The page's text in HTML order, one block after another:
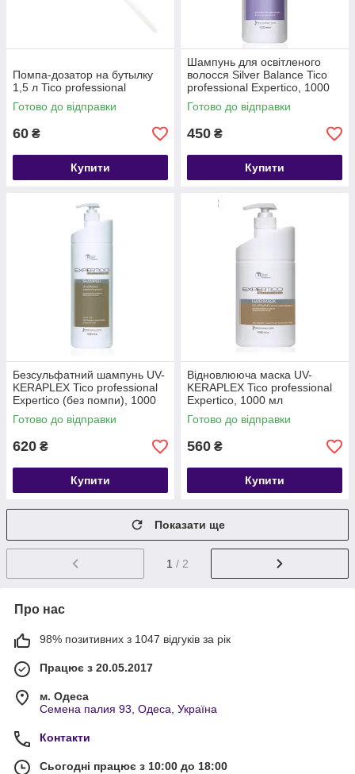
Помпа-дозатор на бутылку
1,5 л Tico professional
Готово до відправки
60 ₴
Купити
Шампунь для освітленого
волосся Silver Balance Tico
professional Expertico, 1000
мл
Готово до відправки
450 ₴
Купити
Безсульфатний шампунь UV-
KERAPLEX Tico professional
Expertico (без помпи), 1000
мл
Готово до відправки
620 ₴
Купити
Відновлююча маска UV-
KERAPLEX Tico professional
Expertico, 1000 мл
Готово до відправки
560 ₴
Купити
Показати ще
1 / 2
Про нас
98% позитивних з 1047 відгуків за рік
Працює з 20.05.2017
м. Одеса
Семена палия 93, Одеса, Україна
Контакти
Сьогодні працює з 10:00 до 18:00